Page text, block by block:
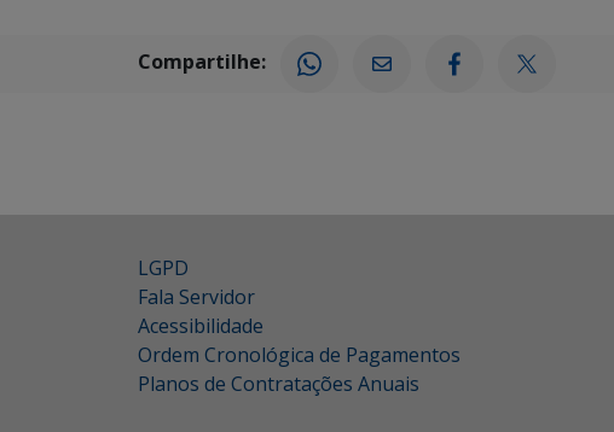
Compartilhe:
LGPD
Fala Servidor
Acessibilidade
Ordem Cronológica de Pagamentos
Planos de Contratações Anuais